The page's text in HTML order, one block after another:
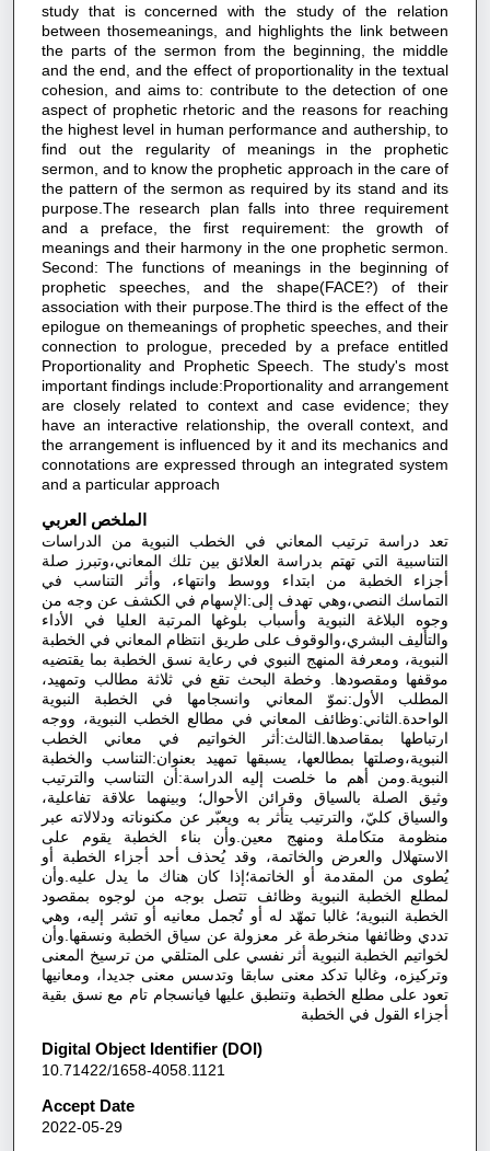
study that is concerned with the study of the relation
between thosemeanings, and highlights the link between
the parts of the sermon from the beginning, the middle
and the end, and the effect of proportionality in the textual
cohesion, and aims to: contribute to the detection of one
aspect of prophetic rhetoric and the reasons for reaching
the highest level in human performance and authership, to
find out the regularity of meanings in the prophetic
sermon, and to know the prophetic approach in the care of
the pattern of the sermon as required by its stand and its
purpose.The research plan falls into three requirement
and a preface, the first requirement: the growth of
meanings and their harmony in the one prophetic sermon.
Second: The functions of meanings in the beginning of
prophetic speeches, and the shape(FACE?) of their
association with their purpose.The third is the effect of the
epilogue on themeanings of prophetic speeches, and their
connection to prologue, preceded by a preface entitled
Proportionality and Prophetic Speech. The study's most
important findings include:Proportionality and arrangement
are closely related to context and case evidence; they
have an interactive relationship, the overall context, and
the arrangement is influenced by it and its mechanics and
connotations are expressed through an integrated system
and a particular approach
الملخص العربي
تعد دراسة ترتيب المعاني في الخطب النبوية من الدراسات
التناسبية التي تهتم بدراسة العلائق بين تلك المعاني،وتبرز صلة
أجزاء الخطبة من ابتداء ووسط وانتهاء، وأثر التناسب في
التماسك النصي،وهي تهدف إلى:الإسهام في الكشف عن وجه من
وجوه البلاغة النبوية وأسباب بلوغها المرتبة العليا في الأداء
والتأليف البشري،والوقوف على طريق انتظام المعاني في الخطبة
النبوية، ومعرفة المنهج النبوي في رعاية نسق الخطبة بما يقتضيه
موقفها ومقصودها. وخطة البحث تقع في ثلاثة مطالب وتمهيد،
المطلب الأول:نموّ المعاني وانسجامها في الخطبة النبوية
الواحدة.الثاني:وظائف المعاني في مطالع الخطب النبوية، ووجه
ارتباطها بمقاصدها.الثالث:أثر الخواتيم في معاني الخطب
النبوية،وصلتها بمطالعها، يسبقها تمهيد بعنوان:التناسب والخطبة
النبوية.ومن أهم ما خلصت إليه الدراسة:أن التناسب والترتيب
وثيق الصلة بالسياق وقرائن الأحوال؛ وبينهما علاقة تفاعلية،
والسياق كليّ، والترتيب يتأثر به ويعبّر عن مكنوناته ودلالاته عبر
منظومة متكاملة ومنهج معين.وأن بناء الخطبة يقوم على
الاستهلال والعرض والخاتمة، وقد يُحذف أحد أجزاء الخطبة أو
يُطوى من المقدمة أو الخاتمة؛إذا كان هناك ما يدل عليه.وأن
لمطلع الخطبة النبوية وظائف تتصل بوجه من لوجوه بمقصود
الخطبة النبوية؛ غالبا تمهّد له أو تُجمل معانيه أو تشر إليه، وهي
تددي وظائفها منخرطة غر معزولة عن سياق الخطبة ونسقها.وأن
لخواتيم الخطبة النبوية أثر نفسي على المتلقي من ترسيخ المعنى
وتركيزه، وغالبا تدكد معنى سابقا وتدسس معنى جديدا، ومعانيها
تعود على مطلع الخطبة وتنطبق عليها فيانسجام تام مع نسق بقية
أجزاء القول في الخطبة
Digital Object Identifier (DOI)
10.71422/1658-4058.1121
Accept Date
2022-05-29